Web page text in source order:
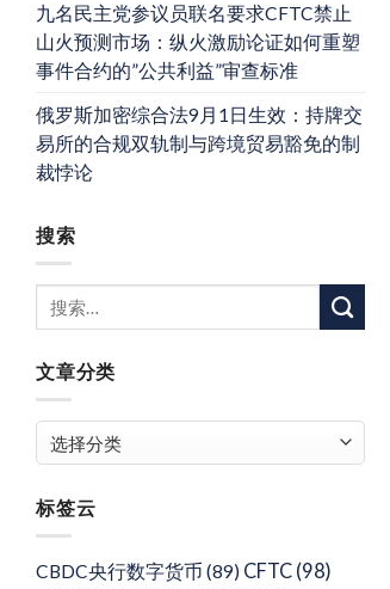
九名民主党参议员联名要求CFTC禁止
山火预测市场：纵火激励论证如何重塑
事件合约的”公共利益”审查标准
俄罗斯加密综合法9月1日生效：持牌交
易所的合规双轨制与跨境贸易豁免的制
裁悖论
搜索
文章分类
章
类
标签云
CBDC央行数字货币 (89) CFTC (98)